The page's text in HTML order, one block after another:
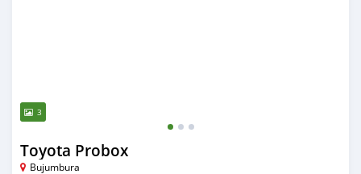
3
Toyota Probox
Bujumbura